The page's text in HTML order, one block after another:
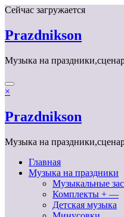
Перейти
содержимому
Сейчас загружается
Prazdnikson
Музыка на
×
Prazdnikson
Музыка на
Главная
Музыка на праздники
Музыкальные
Комплекты + —
Детская музыка